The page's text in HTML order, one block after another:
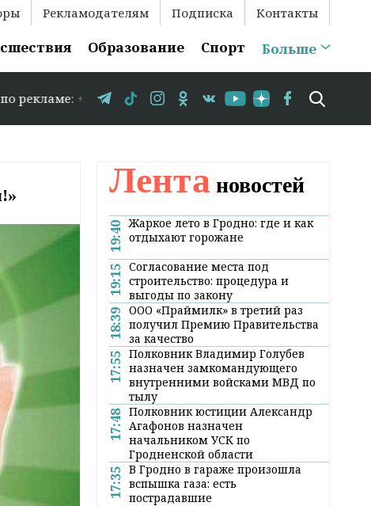
Рекламодателям Подписка Контакты
Образование Спорт Больше
+375 29 583-35-86 // В Гродно временно
Лента новостей
19:40 Жаркое лето в Гродно: где и как
отдыхают горожане
19:15 Согласование места под
строительство: процедура и
выгоды по закону
18:39 ООО «Праймилк» в третий раз
получил Премию Правительства
за качество
17:55 Полковник Владимир Голубев
назначен замкомандующего
внутренними войсками МВД по
тылу
17:48 Полковник юстиции Александр
Агафонов назначен
начальником УСК по
Гродненской области
17:35 В Гродно в гараже произошла
вспышка газа: есть
пострадавшие